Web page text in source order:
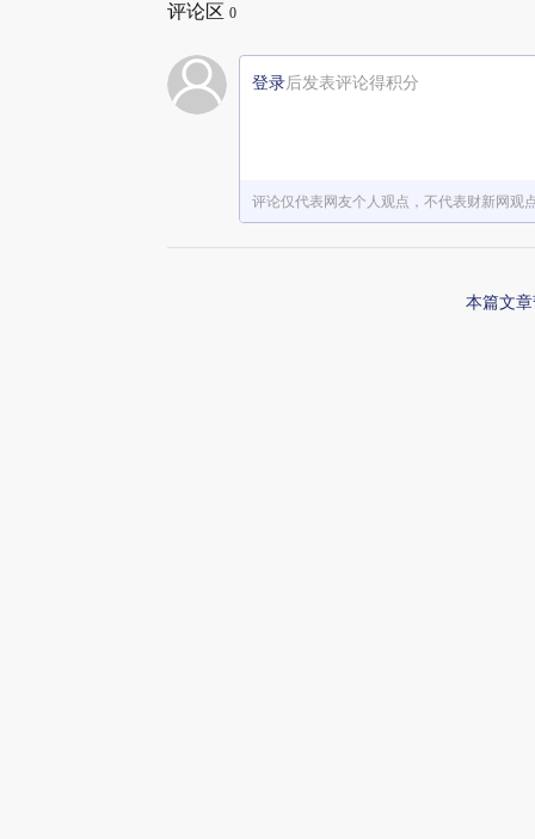
评论区 0
登录后发表评论得积分
评论仅代表网友个人观点，不代表财新网观
本篇文